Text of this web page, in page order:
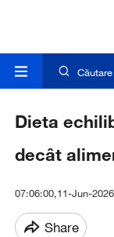
Căutare
Dieta
decât
07:06:00,11-Jun-2026
Share